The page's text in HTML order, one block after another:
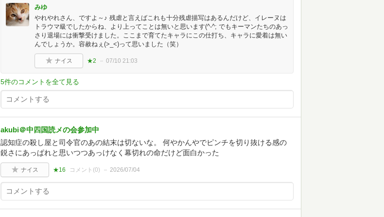
みゆ
やれやれさん、ですよ～♪ 残虐と言えばこれも十分残虐描写はあるんだけど、イレーヌは
トラウマ級でしたからね、より上ってことは無いと思います(^-^; でもキーマンたちのあっ
さり退場には衝撃受けました。ここまで育てたキャラにこの仕打ち、キャラに愛着は無い
んでしょうか。容赦ねぇ(>_<)って思いました（笑）
ナイス ★2 07/10 21:03
5件のコメントを全て見る
akubi＠中四国読メの会参加中
認知症の殺し屋と司令官のあの結末は切ないな。 何やかんやでピンチを切り抜ける感の
鋭さにあっぱれと思いつつあっけなく幕切れの命だけど面白かった
ナイス ★16 コメント(0) 2026/07/04